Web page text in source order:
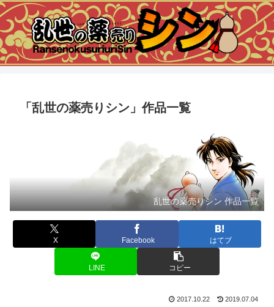
「乱世の薬売りシン」作品一覧
乱世の薬売りシン 作品一覧
X Facebook はてブ
LINE コピー
2017.10.22 2019.07.04